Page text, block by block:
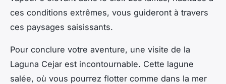
ces conditions extrêmes, vous guideront à travers
ces paysages saisissants.
Pour conclure votre aventure, une visite de la
Laguna Cejar est incontournable. Cette lagune
salée, où vous pourrez flotter comme dans la mer